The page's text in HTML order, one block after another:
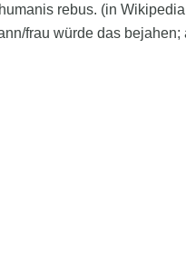
rebus. (in
frau würde das